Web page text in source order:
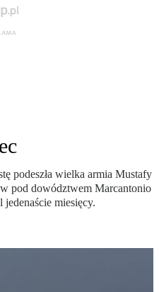
podeszła wielka armia Mustafy
pod dowództwem Marcantonio
miesięcy.